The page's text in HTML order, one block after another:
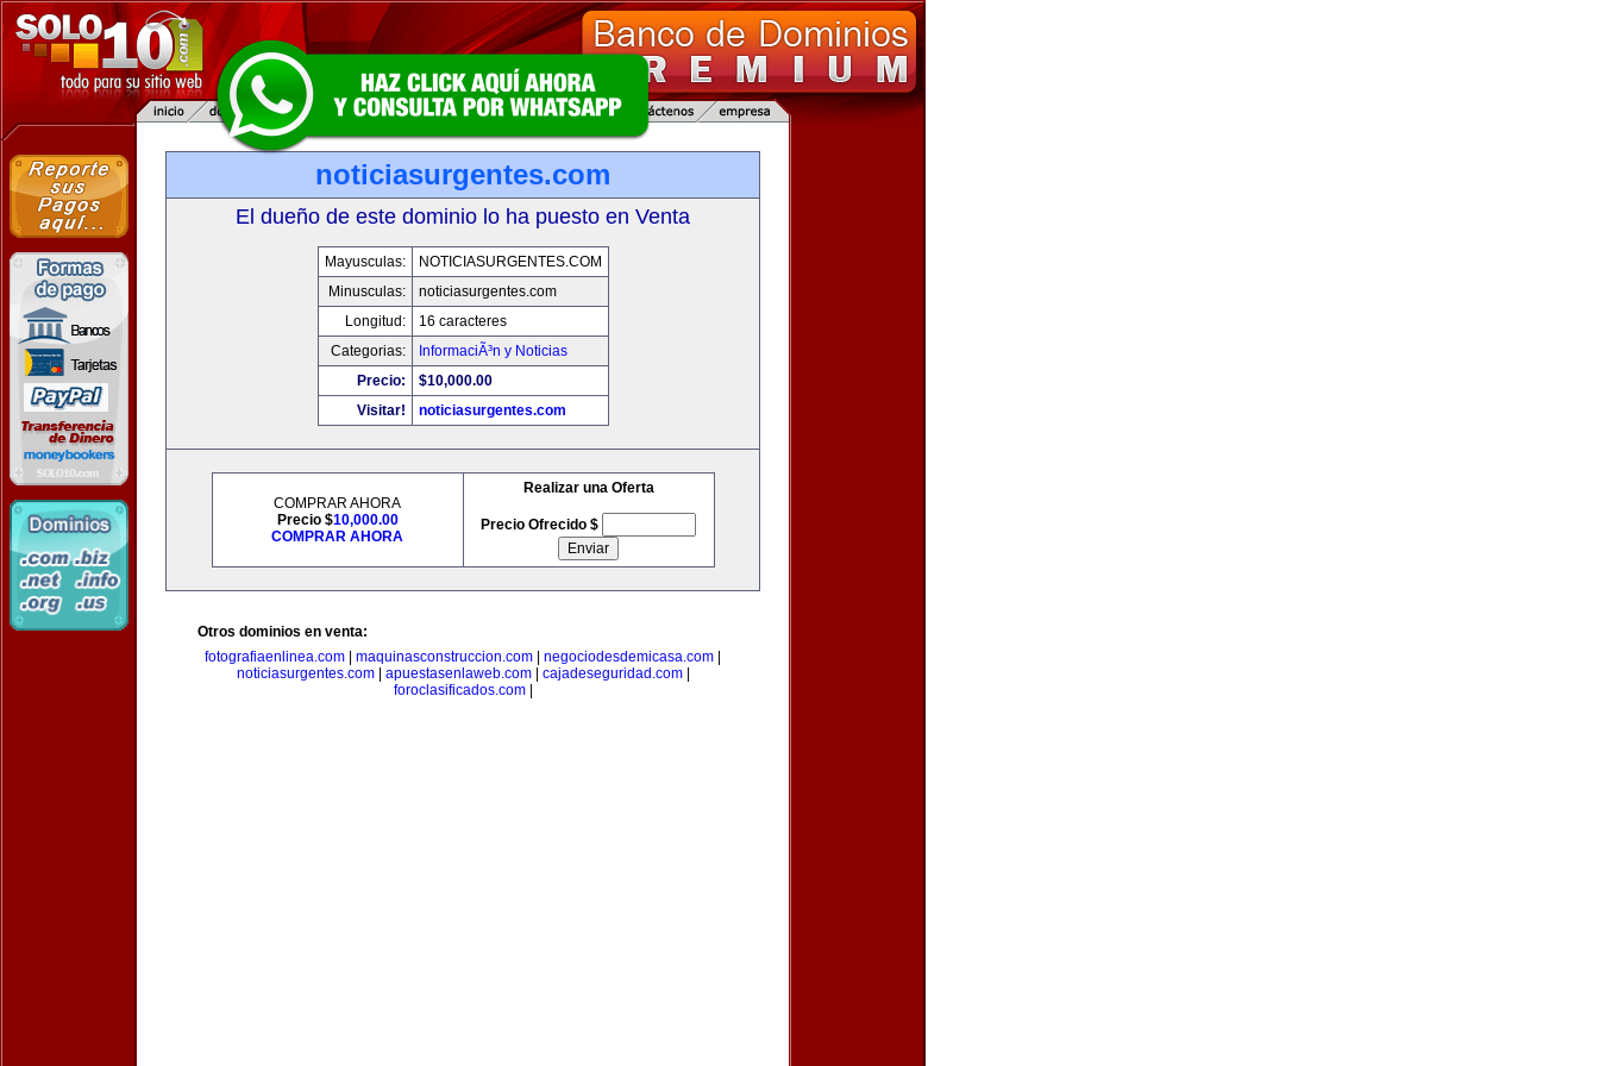
noticiasurgentes.com
El dueño de este dominio lo ha puesto en Venta
Mayusculas:
NOTICIASURGENTES.COM
Minusculas:
noticiasurgentes.com
Longitud:
16 caracteres
Categorias:
InformaciÃ³n y Noticias
Precio:
$10,000.00
Visitar!
noticiasurgentes.com
COMPRAR AHORA
Precio $10,000.00
COMPRAR AHORA
Realizar una Oferta
Precio Ofrecido $
Otros dominios en venta:
fotografiaenlinea.com
maquinasconstruccion.com negociodesdemicasa.com
noticiasurgentes.com| apuestasenlaweb.com| cajadeseguridad.com|
foroclasificados.com|